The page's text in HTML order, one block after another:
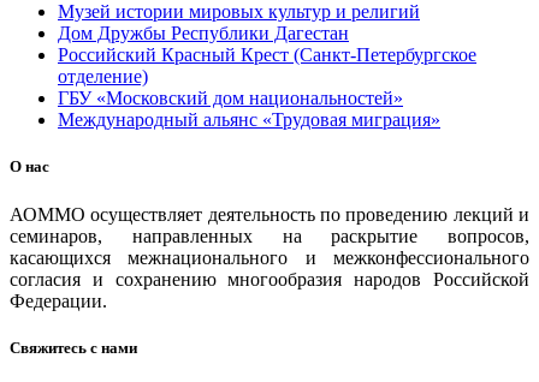
Музей истории мировых культур и религий
Дом Дружбы Республики Дагестан
Российский Красный Крест (Санкт-Петербургское
отделение)
ГБУ «Московский дом национальностей»
Международный альянс «Трудовая миграция»
О нас
АОММО осуществляет деятельность по проведению лекций и
семинаров, направленных на раскрытие вопросов,
касающихся межнационального и межконфессионального
согласия и сохранению многообразия народов Российской
Федерации.
Свяжитесь с нами